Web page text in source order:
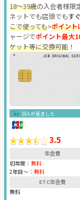
18～39歳の入会者様限
ネットでも店頭でもす
こで使っても>ポイント
ャージでポイント最大
ケット等に交換可能 ！
19人が見ました
3.5
年会費
初年度： 無料
2年目〜： 無料
ETC年会費
無料